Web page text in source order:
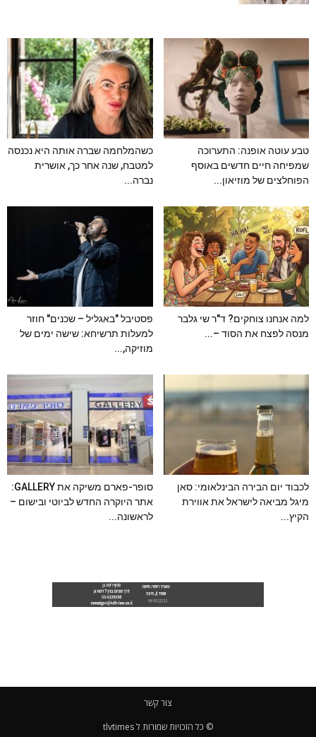
טבע עוטה אופנה: התערוכה
שמפיחה חיים חדשים באוסף
הפוחלצים של מוזיאון...
כשהמלחמה שברה אותה היא נכנסה
למטבח, שנה אחר כך, אושרית
נברה...
למה אנחנו צוחקים? ד"ר שי גלבר
מנסה לפצח את הסוד –...
פסטיבל "באגליל – שכנים" חוזר
למעלות תרשיחא: שישה ימים של
מוזיקה,...
לכבוד יום הבירה הבינלאומי: סאן
מיגל מביאה לישראל את אווירת
הקיץ...
סופר-פארם משיקה את GALLERY:
אתר היוקרה החדש לביוטי ובישום –
לראשונה...
צור קשר
© כל הזכויות שמורות ל tlvtimes